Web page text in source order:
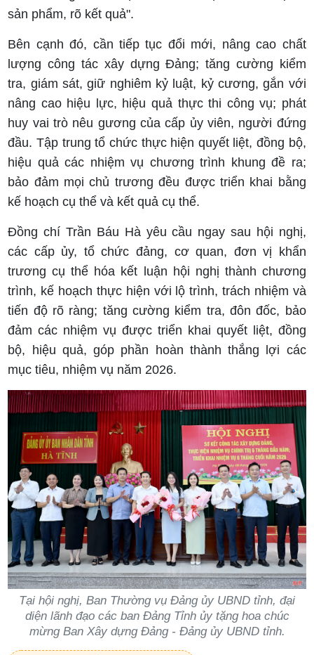
sản phẩm, rõ kết quả".
Bên cạnh đó, cần tiếp tục đổi mới, nâng cao chất
lượng công tác xây dựng Đảng; tăng cường kiểm
tra, giám sát, giữ nghiêm kỷ luật, kỷ cương, gắn với
nâng cao hiệu lực, hiệu quả thực thi công vụ; phát
huy vai trò nêu gương của cấp ủy viên, người đứng
đầu. Tập trung tổ chức thực hiện quyết liệt, đồng bộ,
hiệu quả các nhiệm vụ chương trình khung đề ra;
bảo đảm mọi chủ trương đều được triển khai bằng
kế hoạch cụ thể và kết quả cụ thể.
Đồng chí Trần Báu Hà yêu cầu ngay sau hội nghị,
các cấp ủy, tổ chức đảng, cơ quan, đơn vị khẩn
trương cụ thể hóa kết luận hội nghị thành chương
trình, kế hoạch thực hiện với lộ trình, trách nhiệm và
tiến độ rõ ràng; tăng cường kiểm tra, đôn đốc, bảo
đảm các nhiệm vụ được triển khai quyết liệt, đồng
bộ, hiệu quả, góp phần hoàn thành thắng lợi các
mục tiêu, nhiệm vụ năm 2026.
Tại hội nghị, Ban Thường vụ Đảng ủy UBND tỉnh, đại
diện lãnh đạo các ban Đảng Tỉnh ủy tặng hoa chúc
mừng Ban Xây dựng Đảng - Đảng ủy UBND tỉnh.